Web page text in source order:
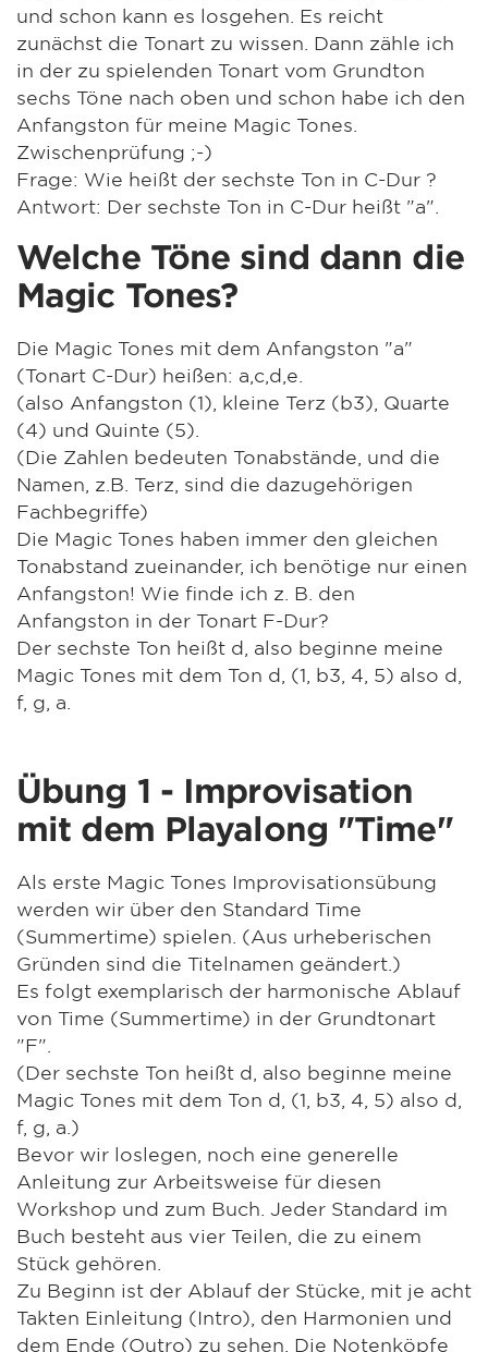
und schon kann es losgehen. Es reicht
zunächst die Tonart zu wissen. Dann zähle ich
in der zu spielenden Tonart vom Grundton
sechs Töne nach oben und schon habe ich den
Anfangston für meine Magic Tones.
Zwischenprüfung ;-)
Frage: Wie heißt der sechste Ton in C-Dur ?
Antwort: Der sechste Ton in C-Dur heißt "a".
Welche Töne sind dann die
Magic Tones?
Die Magic Tones mit dem Anfangston "a"
(Tonart C-Dur) heißen: a,c,d,e.
(also Anfangston (1), kleine Terz (b3), Quarte
(4) und Quinte (5).
(Die Zahlen bedeuten Tonabstände, und die
Namen, z.B. Terz, sind die dazugehörigen
Fachbegriffe)
Die Magic Tones haben immer den gleichen
Tonabstand zueinander, ich benötige nur einen
Anfangston! Wie finde ich z. B. den
Anfangston in der Tonart F-Dur?
Der sechste Ton heißt d, also beginne meine
Magic Tones mit dem Ton d, (1, b3, 4, 5) also d,
f, g, a.
Übung 1 - Improvisation
mit dem Playalong "Time"
Als erste Magic Tones Improvisationsübung
werden wir über den Standard Time
(Summertime) spielen. (Aus urheberischen
Gründen sind die Titelnamen geändert.)
Es folgt exemplarisch der harmonische Ablauf
von Time (Summertime) in der Grundtonart
"F".
(Der sechste Ton heißt d, also beginne meine
Magic Tones mit dem Ton d, (1, b3, 4, 5) also d,
f, g, a.)
Bevor wir loslegen, noch eine generelle
Anleitung zur Arbeitsweise für diesen
Workshop und zum Buch. Jeder Standard im
Buch besteht aus vier Teilen, die zu einem
Stück gehören.
Zu Beginn ist der Ablauf der Stücke, mit je acht
Takten Einleitung (Intro), den Harmonien und
dem Ende (Outro) zu sehen. Die Notenköpfe